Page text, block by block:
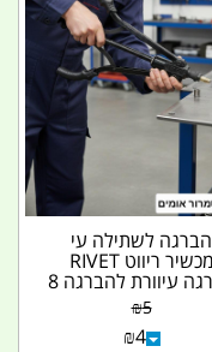
הברגה לשתילה עי
מכשיר ריווט RIVET
הברגה עיוורת להברגה 8
₪5
₪4